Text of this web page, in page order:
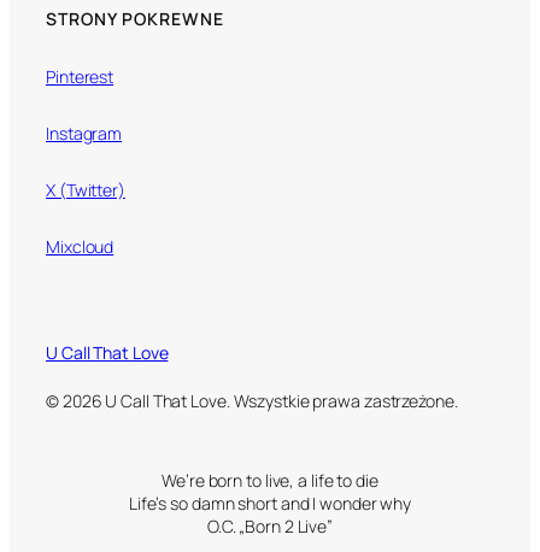
STRONY POKREWNE
Pinterest
Instagram
X (Twitter)
Mixcloud
U Call That Love
© 2026 U Call That Love. Wszystkie prawa zastrzeżone.
We’re born to live, a life to die
Life’s so damn short and I wonder why
O.C. „Born 2 Live”